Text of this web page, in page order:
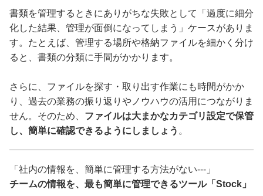
書類を管理するときにありがちな失敗として「過度に細分
化した結果、管理が面倒になってしまう」ケースがありま
す。たとえば、管理する場所や格納ファイルを細かく分け
ると、書類の分類に手間がかかります。
さらに、ファイルを探す・取り出す作業にも時間がかか
り、過去の業務の振り返りやノウハウの活用につながりま
せん。そのため、 ファイルは大まかなカテゴリ設定で保管
し、簡単に確認できるようにしましょう 。
「社内の情報を、簡単に管理する方法がない---」
チームの情報を、最も簡単に管理できるツール「Stock」